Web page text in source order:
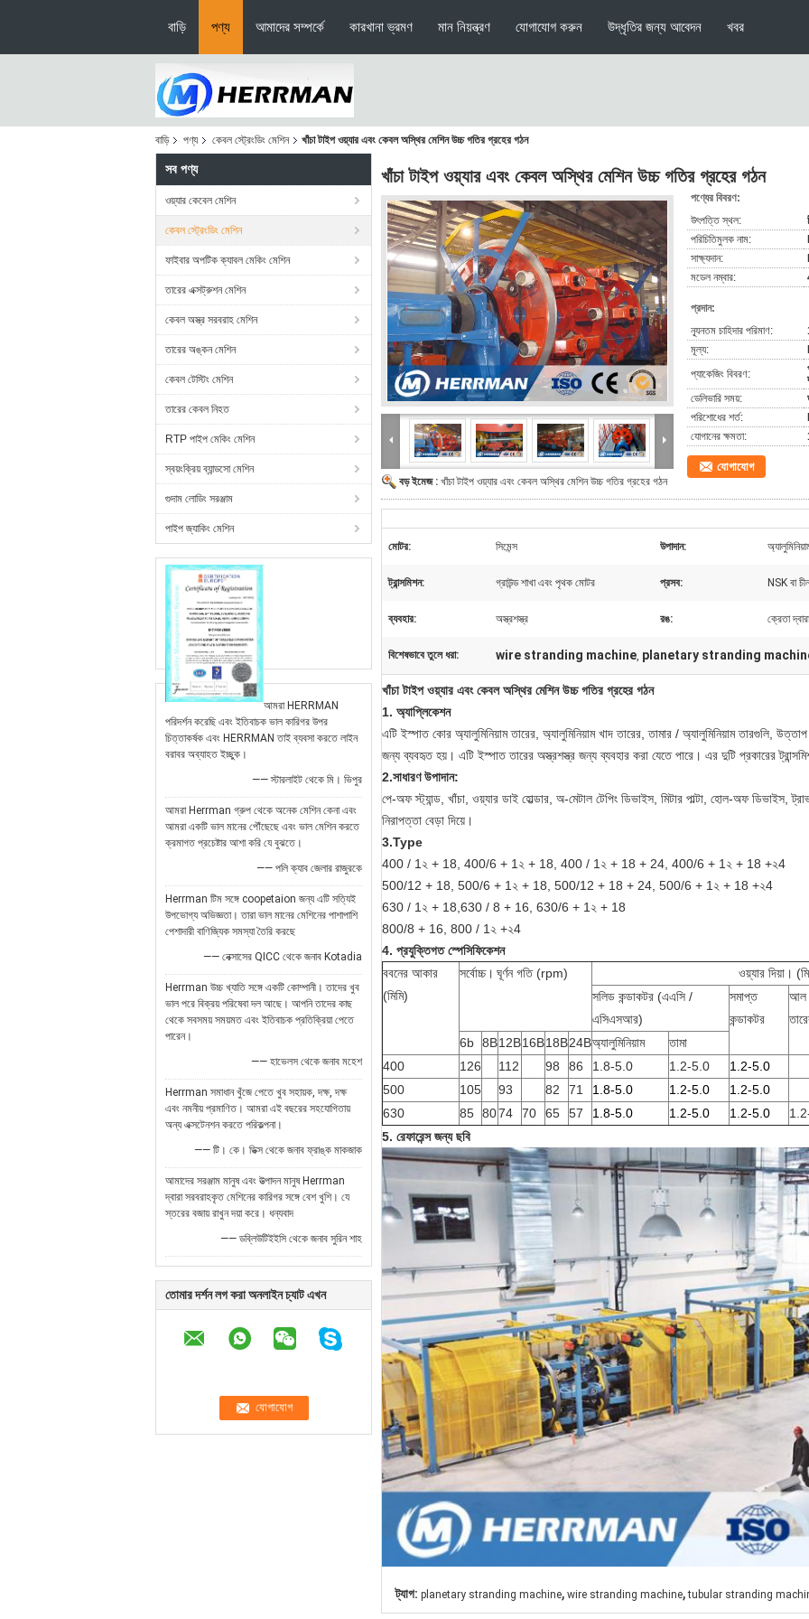
বাড়ি পণ্য আমাদের সম্পর্কে কারখানা ভ্রমণ মান নিয়ন্ত্রণ যোগাযোগ করুন উদ্ধৃতির জন্য আবেদন খবর
বাড়ি পণ্য কেবল স্ট্রেংডিং মেশিন খাঁচা টাইপ ওয়্যার এবং কেবল অস্থির মেশিন উচ্চ গতির গ্রহের গঠন
সব পণ্য
ওয়্যার কেবেল মেশিন
কেবল স্ট্রেংডিং মেশিন
ফাইবার অপটিক ক্যাবল মেকিং মেশিন
তারের এক্সট্রুশন মেশিন
কেবল অস্ত্র সরবরাহ মেশিন
তারের অঙ্কন মেশিন
কেবল টেস্টিং মেশিন
তারের কেবল নিহত
RTP পাইপ মেকিং মেশিন
স্বয়ংক্রিয় ব্যান্ডসো মেশিন
গুদাম লোডিং সরঞ্জাম
পাইপ জ্যাকিং মেশিন
আমরা HERRMAN
পরিদর্শন করেছি এবং ইতিবাচক ভাল কারিগর উপর
চিত্তাকর্ষক এবং HERRMAN তাই ব্যবসা করতে লাইন
বরাবর অব্যাহত ইচ্ছুক।
—— স্টারলাইট থেকে মি। ভিপুর
আমরা Herrman গ্রুপ থেকে অনেক মেশিন কেনা এবং
আমরা একটি ভাল মানের পৌঁছেছে এবং ভাল মেশিন করতে
ক্রমাগত প্রচেষ্টার আশা করি যে বুঝতে।
—— পলি ক্যাব জেলার রাজুরকে
Herrman টিম সঙ্গে coopetaion জন্য এটি সত্যিই
উপভোগ্য অভিজ্ঞতা। তারা ভাল মানের মেশিনের পাশাপাশি
পেশাদারী বাণিজ্যিক সমস্যা তৈরি করছে
—— নেক্সাসের QICC থেকে জনাব Kotadia
Herrman উচ্চ খ্যাতি সঙ্গে একটি কোম্পানী। তাদের খুব
ভাল পরে বিক্রয় পরিষেবা দল আছে। আপনি তাদের কাছ
থেকে সবসময় সময়মত এবং ইতিবাচক প্রতিক্রিয়া পেতে
পারেন।
—— হাভেলস থেকে জনাব মহেশ
Herrman সমাধান খুঁজে পেতে খুব সহায়ক, দক্ষ, দক্ষ
এবং নমনীয় প্রমাণিত। আমরা এই বছরের সহযোগিতায়
অন্য এক্সটেনশন করতে পরিকল্পনা।
—— টি। কে। ডিক্স থেকে জনাব ফ্রাঙ্ক মাকজাক
আমাদের সরঞ্জাম মানুষ এবং উত্পাদন মানুষ Herrman
দ্বারা সরবরাহকৃত মেশিনের কারিগর সঙ্গে বেশ খুশি। যে
স্তরের বজায় রাখুন দয়া করে। ধন্যবাদ
—— ডব্লিউটিইইসি থেকে জনাব সুরিন শাহ
তোমার দর্শন লগ করা অনলাইন চ্যাট এখন
খাঁচা টাইপ ওয়্যার এবং কেবল অস্থির মেশিন উচ্চ গতির গ্রহের গঠন
বড় ইমেজ : খাঁচা টাইপ ওয়্যার এবং কেবল অস্থির মেশিন উচ্চ গতির গ্রহের গঠন
পণ্যের বিবরণ:
উৎপত্তি স্থল:
পরিচিতিমুলক নাম:
সাক্ষ্যদান:
মডেল নম্বার:
প্রদান:
ন্যূনতম চাহিদার পরিমাণ:
মূল্য:
প্যাকেজিং বিবরণ:
ডেলিভারি সময়:
পরিশোধের শর্ত:
যোগানের ক্ষমতা:
যোগাযোগ
মোটর: সিমেন্স উপাদান:
ট্রান্সমিশন: গ্রাউন্ড শাখা এবং পৃথক মোটর প্রসব: NSK বা চীন
ব্যবহার: অস্ত্রশস্ত্র রঙ: ক্রেতা দ্বারা
বিশেষভাবে তুলে ধরা: wire stranding machine, planetary stranding
খাঁচা টাইপ ওয়্যার এবং কেবল অস্থির মেশিন উচ্চ গতির গ্রহের গঠন
1. অ্যাপ্লিকেশন
এটি ইস্পাত কোর অ্যালুমিনিয়াম তারের, অ্যালুমিনিয়াম খাদ তারের, তামার / অ্যালুমিনিয়াম তারগুলি,
জন্য ব্যবহৃত হয়। এটি ইস্পাত তারের অস্ত্রশস্ত্র জন্য ব্যবহার করা যেতে পারে। এর দুটি প্রকারের
2.সাধারণ উপাদান:
পে-অফ স্ট্যান্ড, খাঁচা, ওয়্যার ডাই হোল্ডার, অ-মেটাল টেপিং ডিভাইস, মিটার পাল্টা, হোল-অফ ডিভাইস,
নিরাপত্তা বেড়া দিয়ে।
3.Type
400 / 1২ + 18, 400/6 + 1২ + 18, 400 / 1২ + 18 + 24, 400/6 + 1২ + 18 +২4
500/12 + 18, 500/6 + 1২ + 18, 500/12 + 18 + 24, 500/6 + 1২ + 18 +২4
630 / 1২ + 18,630 / 8 + 16, 630/6 + 1২ + 18
800/8 + 16, 800 / 1২ +২4
4. প্রযুক্তিগত স্পেসিফিকেশন
ববনের আকার
(মিমি)
সর্বোচ্চ। ঘূর্ণন গতি (rpm)
ওয়্যার দিয়া।
সলিড কন্ডাকটর (এএসি /
এসিএসআর)
সমাপ্ত
কন্ডাকটর
আল
6b 8B12B16B18B24Bঅ্যালুমিনিয়াম
তামা
400
126 112 98 86 1.8-5.0 1.2-5.0
1.2-5.0
500
105 93 82 71 1.8-5.0 1.2-5.0
1.2-5.0
630
85 8074 70 65 57 1.8-5.0 1.2-5.0 1.2-5.0
5. রেফারেন্স জন্য ছবি
ট্যাগ: planetary stranding machine, wire stranding machine, tubular stranding